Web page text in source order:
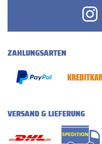
ZAHLUNGSARTEN
VERSAND & LIEFERUNG